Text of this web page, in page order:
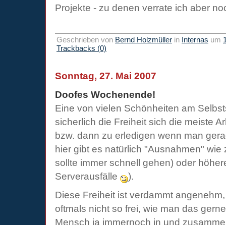
Projekte - zu denen verrate ich aber
Geschrieben von Bernd Holzmüller in Internas um
Trackbacks (0)
Sonntag, 27. Mai 2007
Doofes Wochenende!
Eine von vielen Schönheiten am
sicherlich die Freiheit sich die meiste
bzw. dann zu erledigen wenn man
hier gibt es natürlich "Ausnahmen"
sollte immer schnell gehen) oder
Serverausfälle
).
Diese Freiheit ist verdammt
oftmals nicht so frei, wie man das
Mensch ja immernoch in und